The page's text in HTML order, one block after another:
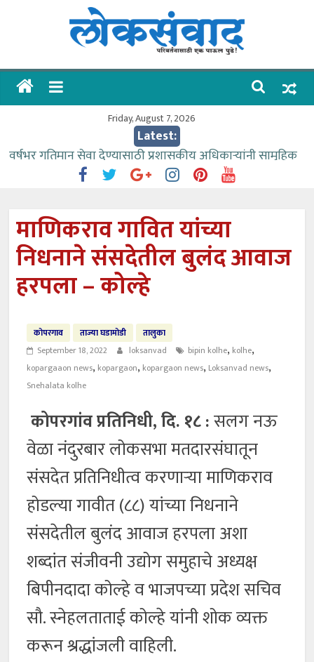
लोकसंवाद
ताज्या
Friday, August 7, 2026
Latest:
वर्षभर गतिमान सेवा देण्यासाठी प्रशासकीय अधिकाऱ्यांनी सामुहिक
प्रयत्न करावे – आमदार काळे
आत्मामालिक गुरूकूलाचे २२८ विद्यार्थी शिष्यवृत्तीस पात्र
ईच्छा आणि मेहनतीच्या बळावर यश मिळवता येते – शिवप्रसाद
पंडोरे
आमदार आशुतोष काळे यांचा वाढदिवस विविध सामाजिक
माणिकराव गावित यांच्या
निधनाने संसदेतील बुलंद आवाज
हरपला – कोल्हे
कोपरगाव ताज्या घडामोडी
तालुका
September 18, 2022
loksanvad bipin kolhe, kolhe,
kopargaaon news, kopargaon, kopargaon news, Loksanvad news,
Snehalata kolhe
कोपरगांव प्रतिनिधी, दि. १८ :सलग नऊ
वेळा नंदुरबार लोकसभा मतदारसंघातून
संसदेत प्रतिनिधीत्व करणाऱ्या माणिकराव
होडल्या गावीत (८८) यांच्या निधनाने
संसदेतील बुलंद आवाज हरपला अशा
शब्दांत संजीवनी उद्योग समुहाचे अध्यक्ष
बिपीनदादा कोल्हे व भाजपच्या प्रदेश सचिव
सौ. स्नेहलताताई कोल्हे यांनी शोक व्यक्त
करून श्रद्धांजली वाहिली.